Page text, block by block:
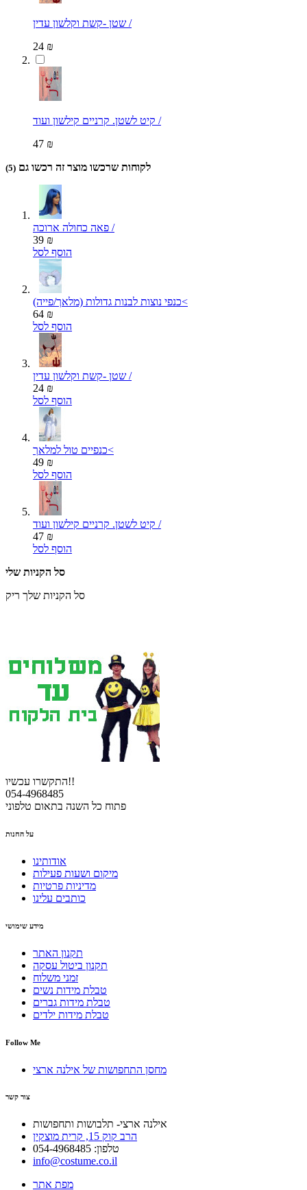
שטן -קשת וקלשון עדין /
24 ₪
קיט לשטן. קרניים קילשון ועוד /
47 ₪
לקוחות שרכשו מוצר זה רכשו גם (5)
פאה כחולה ארוכה /
39 ₪
הוסף לסל
כנפי נוצות לבנות גדולות (מלאך/פייה)<
64 ₪
הוסף לסל
שטן -קשת וקלשון עדין /
24 ₪
הוסף לסל
כנפיים טול למלאך<
49 ₪
הוסף לסל
קיט לשטן. קרניים קילשון ועוד /
47 ₪
הוסף לסל
סל הקניות שלי
סל הקניות שלך ריק
התקשרו עכשיו!!
054-4968485
פתוח כל השנה בתאום טלפוני
על החנות
אודותינו
מיקום ושעות פעילות
מדיניות פרטיות
כותבים עלינו
מידע שימושי
תקנון האתר
תקנון ביטול עסקה
זמני משלוח
טבלת מידות נשים
טבלת מידות גברים
טבלת מידות ילדים
Follow Me
מחסן התחפושות של אילנה ארצי
צור קשר
אילנה ארצי- תלבושות ותחפושות
הרב קוק 15, קרית מוצקין
טלפון: 054-4968485
info@costume.co.il
מפת אתר